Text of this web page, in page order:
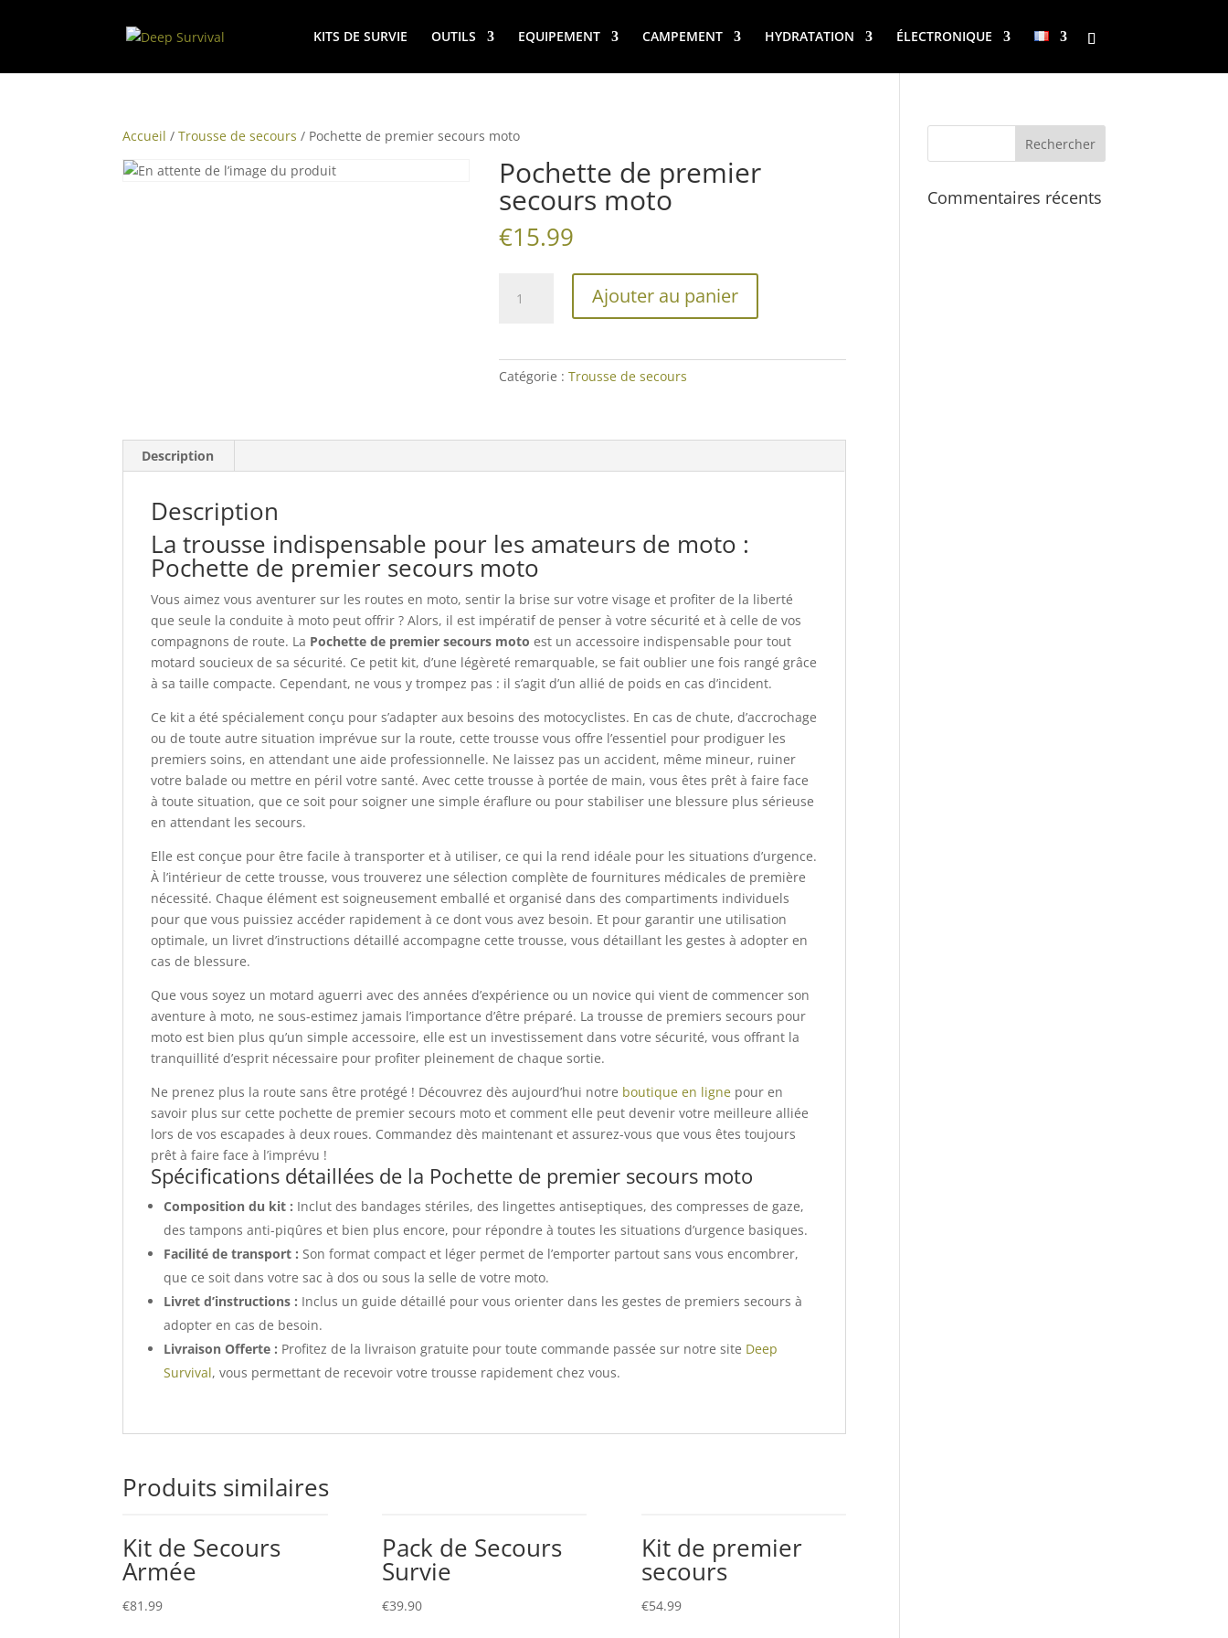
KITS DE SURVIE OUTILS EQUIPEMENT CAMPEMENT HYDRATATION ÉLECTRONIQUE
Accueil /Trousse de secours / Pochette de premier secours moto
Pochette de premier
secours moto
€15.99
premier
secours
Ajouter au panier
Catégorie :Trousse de secours
Description
Description
La trousse indispensable pour les amateurs de moto :
Pochette de premier secours moto
Vous aimez vous aventurer sur les routes en moto, sentir la brise sur votre visage et profiter de la liberté
que seule la conduite à moto peut offrir ? Alors, il est impératif de penser à votre sécurité et à celle de vos
compagnons de route. La Pochette de premier secours moto est un accessoire indispensable pour tout
motard soucieux de sa sécurité. Ce petit kit, d’une légèreté remarquable, se fait oublier une fois rangé grâce
à sa taille compacte. Cependant, ne vous y trompez pas : il s’agit d’un allié de poids en cas d’incident.
Ce kit a été spécialement conçu pour s’adapter aux besoins des motocyclistes. En cas de chute, d’accrochage
ou de toute autre situation imprévue sur la route, cette trousse vous offre l’essentiel pour prodiguer les
premiers soins, en attendant une aide professionnelle. Ne laissez pas un accident, même mineur, ruiner
votre balade ou mettre en péril votre santé. Avec cette trousse à portée de main, vous êtes prêt à faire face
à toute situation, que ce soit pour soigner une simple éraflure ou pour stabiliser une blessure plus sérieuse
en attendant les secours.
Elle est conçue pour être facile à transporter et à utiliser, ce qui la rend idéale pour les situations d’urgence.
À l’intérieur de cette trousse, vous trouverez une sélection complète de fournitures médicales de première
nécessité. Chaque élément est soigneusement emballé et organisé dans des compartiments individuels
pour que vous puissiez accéder rapidement à ce dont vous avez besoin. Et pour garantir une utilisation
optimale, un livret d’instructions détaillé accompagne cette trousse, vous détaillant les gestes à adopter en
cas de blessure.
Que vous soyez un motard aguerri avec des années d’expérience ou un novice qui vient de commencer son
aventure à moto, ne sous-estimez jamais l’importance d’être préparé. La trousse de premiers secours pour
moto est bien plus qu’un simple accessoire, elle est un investissement dans votre sécurité, vous offrant la
tranquillité d’esprit nécessaire pour profiter pleinement de chaque sortie.
Ne prenez plus la route sans être protégé ! Découvrez dès aujourd’hui notre boutique en ligne pour en
savoir plus sur cette pochette de premier secours moto et comment elle peut devenir votre meilleure alliée
lors de vos escapades à deux roues. Commandez dès maintenant et assurez-vous que vous êtes toujours
prêt à faire face à l’imprévu !
Spécifications détaillées de la Pochette de premier secours moto
Composition du kit : Inclut des bandages stériles, des lingettes antiseptiques, des compresses de gaze,
des tampons anti-piqûres et bien plus encore, pour répondre à toutes les situations d’urgence basiques.
Facilité de transport : Son format compact et léger permet de l’emporter partout sans vous encombrer,
que ce soit dans votre sac à dos ou sous la selle de votre moto.
Livret d’instructions : Inclus un guide détaillé pour vous orienter dans les gestes de premiers secours à
adopter en cas de besoin.
Livraison Offerte : Profitez de la livraison gratuite pour toute commande passée sur notre site Deep
Survival, vous permettant de recevoir votre trousse rapidement chez vous.
Produits similaires
Kit de Secours
Armée
€81.99
Pack de Secours
Survie
€39.90
Kit de premier
secours
€54.99
Commentaires récents